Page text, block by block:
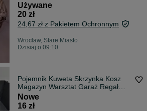
Używane
20 zł
24,67 zł z Pakietem Ochronnym
Wrocław, Stare Miasto
Dzisiaj o 09:10
Pojemnik Kuweta Skrzynka Kosz
Magazyn Warsztat Garaż Regał
Plastikowy.
Nowe
16 zł